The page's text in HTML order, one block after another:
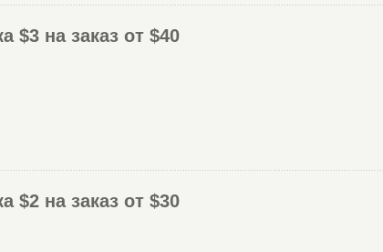
$3 на заказ от $40
$2 на заказ от $30